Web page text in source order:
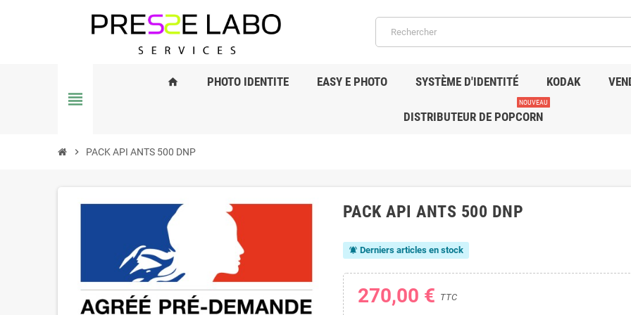
view_headline
home PHOTO IDENTITE EASY E PHOTO SYSTÈME D'IDENTITÉ KODAK
DISTRIBUTEUR DE POPCORN
NOUVEAU
chevron_right PACK API ANTS 500 DNP
PACK API ANTS 500 DNP
notifications_active Derniers articles en stock
270,00 € TTC